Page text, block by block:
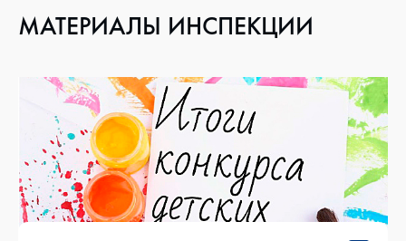
МАТЕРИАЛЫ ИНСПЕКЦИИ